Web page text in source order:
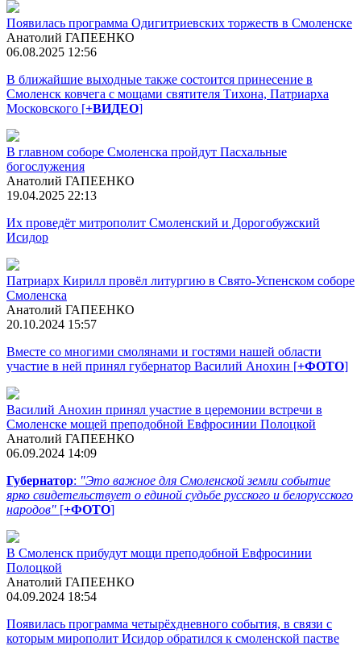
Появилась программа Одигитриевских торжеств в Смоленске
Анатолий ГАПЕЕНКО
06.08.2025 12:56
В ближайшие выходные также состоится принесение в
Смоленск ковчега с мощами святителя Тихона, Патриарха
Московского [+ВИДЕО]
В главном соборе Смоленска пройдут Пасхальные
богослужения
Анатолий ГАПЕЕНКО
19.04.2025 22:13
Их проведёт митрополит Смоленский и Дорогобужский
Исидор
Патриарх Кирилл провёл литургию в Свято-Успенском соборе
Смоленска
Анатолий ГАПЕЕНКО
20.10.2024 15:57
Вместе со многими смолянами и гостями нашей области
участие в ней принял губернатор Василий Анохин [+ФОТО]
Василий Анохин принял участие в церемонии встречи в
Смоленске мощей преподобной Евфросинии Полоцкой
Анатолий ГАПЕЕНКО
06.09.2024 14:09
Губернатор: "Это важное для Смоленской земли событие
ярко свидетельствует о единой судьбе русского и белорусского
народов" [+ФОТО]
В Смоленск прибудут мощи преподобной Евфросинии
Полоцкой
Анатолий ГАПЕЕНКО
04.09.2024 18:54
Появилась программа четырёхдневного события, в связи с
которым мирополит Исидор обратился к смоленской пастве